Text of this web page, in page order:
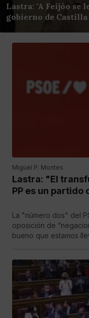
Lastra: "A Feijóo se
gobierno de Castilla
Miguel P. Montes
Lastra: "El
PP es un partido
La "número dos" del
oposición de
bueno que estamos